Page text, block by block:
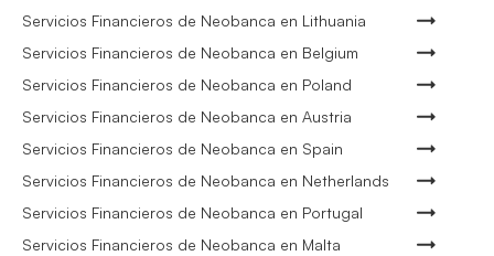
Servicios Financieros de Neobanca en Lithuania
Servicios Financieros de Neobanca en Belgium
Servicios Financieros de Neobanca en Poland
Servicios Financieros de Neobanca en Austria
Servicios Financieros de Neobanca en Spain
Servicios Financieros de Neobanca en Netherlands
Servicios Financieros de Neobanca en Portugal
Servicios Financieros de Neobanca en Malta